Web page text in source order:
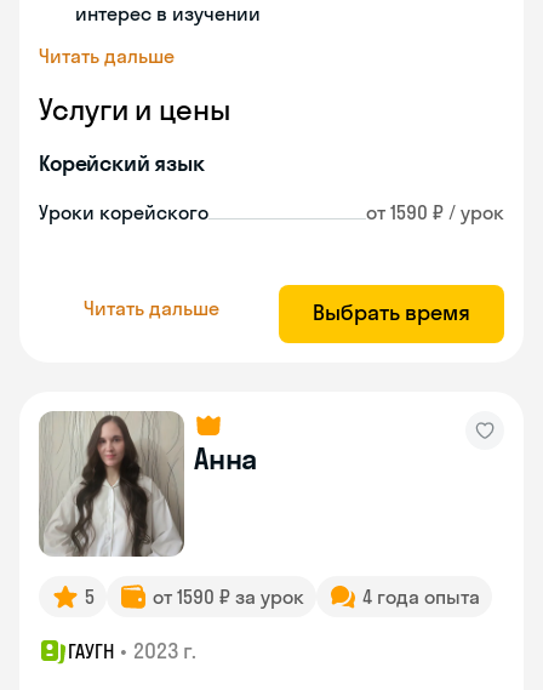
интерес в изучении
Читать дальше
Услуги и цены
Корейский язык
Уроки корейского от 1590 ₽ / урок
Читать дальше Выбрать время
Анна
5 от 1590 ₽ за урок 4 года опыта
ГАУГН • 2023 г.